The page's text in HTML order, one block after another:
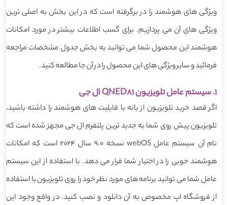
ویژگی های هوشمند را در برگرفته است که در این بخش به اصلی ترین
ویژگی های آن می پردازیم. برای گسب اطلاعات بیشتر در مورد امکانات
هوشمند این محصول شما می توانید به بخش جدول مشخصات مراجعه
فرمائید و سایر ویژگی های این محصول را در آن جا مطالعه کنید.
اگر قصد خرید تلویزیون از بانه با قابلیت های هوشمند را داشته باشید،
تلویزیون پیش روی شما به جدید ترین پلتفرم ال جی مجهز شده است که
نام آن سیستم عامل webOS نسخه 9.0 سال 2024 است که امکانات
هوشمند خوبی را در اختیار شما قرار می دهد. با استفاده از این سیستم
عامل شما می توانید برنامه های مورد نظر خود را روی تلویزیون با استفاده
از فروشگاه اپ مخصوص به آن دانلود و نصب کنید. در واقع وجود این